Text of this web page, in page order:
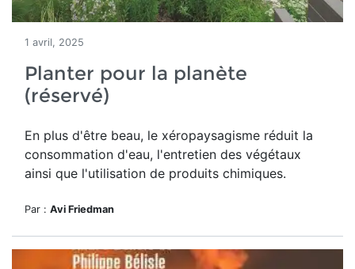
1 avril, 2025
Planter pour la planète
(réservé)
En plus d'être beau, le xéropaysagisme réduit la
consommation d'eau, l'entretien des végétaux
ainsi que l'utilisation de produits chimiques.
Par : Avi Friedman